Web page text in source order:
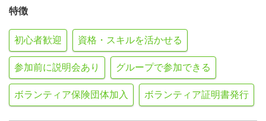
特徴
初心者歓迎 資格・スキルを活かせる
参加前に説明会あり グループで参加できる
ボランティア保険団体加入 ボランティア証明書発行